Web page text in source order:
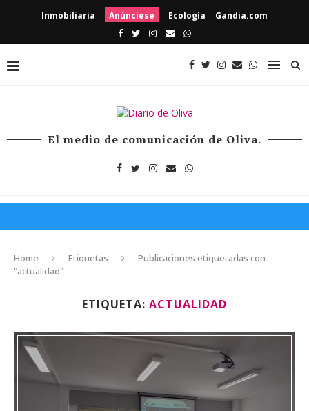
Inmobiliaria Anúnciese Ecología Gandia.com
El medio de comunicación de Oliva.
Home Etiquetas
Publicaciones etiquetadas con
"actualidad"
ETIQUETA: ACTUALIDAD